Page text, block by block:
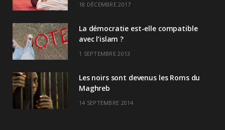
18 DÉCEMBRE 2017
La démocratie est-elle compatible
avec l’islam ?
1 SEPTEMBRE 2013
Les noirs sont devenus les Roms du
Maghreb
14 SEPTEMBRE 2014